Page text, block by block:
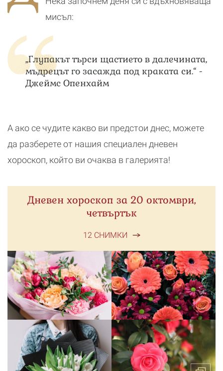
мисъл:
„Глупакът търси щастието в далечината,
мъдрецът го засажда под краката си.“ -
Джеймс Опенхайм
А ако се чудите какво ви предстои днес, можете
да разберете от нашия специален дневен
хороскоп, който ви очаква в галерията!
Дневен хороскоп за 20 октомври,
четвъртък
12 СНИМКИ